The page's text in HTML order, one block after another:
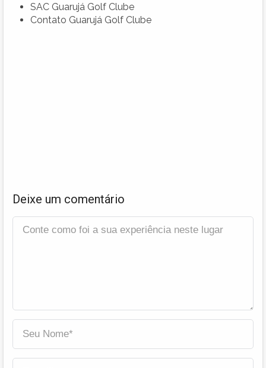
SAC Guarujá Golf Clube
Contato Guarujá Golf Clube
Deixe um comentário